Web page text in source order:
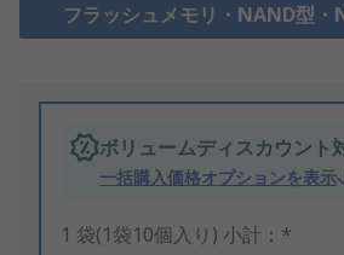
フラッシュメモリ・NAND型・
ボリュームディスカウント
一括購入価格オプションを表示
1 袋(1袋10個入り) 小計：*